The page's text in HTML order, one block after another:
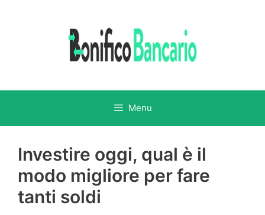
Menu
Investire oggi, qual è il
modo migliore per fare
tanti soldi